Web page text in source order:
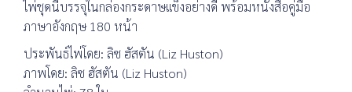
ไพ่ชุดนี้บรรจุในกล่องกระดาษแข็งอย่างดี พร้อมหนังสือคู่มือ
ภาษาอังกฤษ 180 หน้า
ประพันธ์ไพ่โดย: ลิซ ฮัสตัน (Liz Huston)
ภาพโดย: ลิซ ฮัสตัน (Liz Huston)